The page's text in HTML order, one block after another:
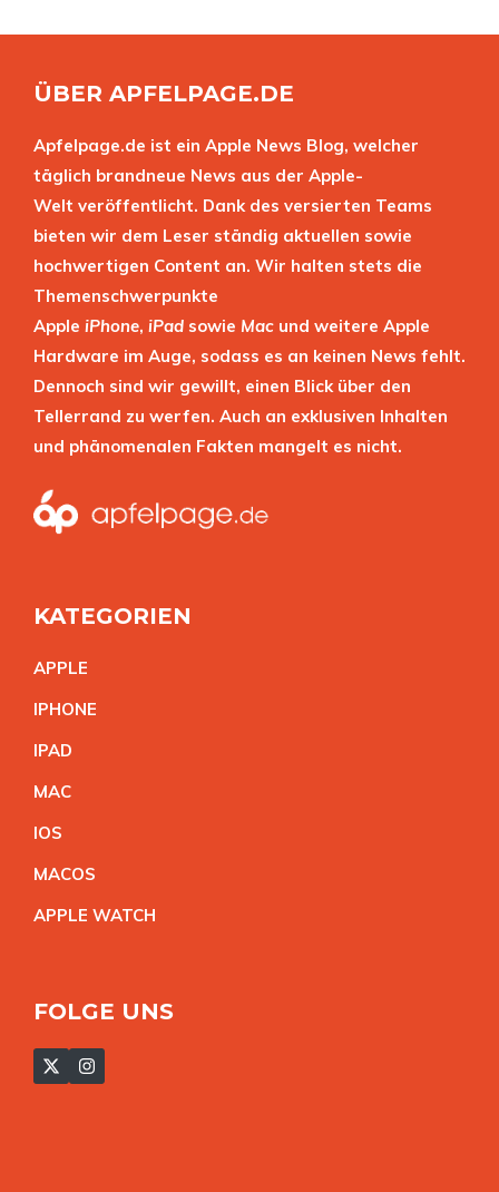
ÜBER APFELPAGE.DE
Apfelpage.de ist ein Apple News Blog, welcher
täglich brandneue News aus der Apple-
Welt veröffentlicht. Dank des versierten Teams
bieten wir dem Leser ständig aktuellen sowie
hochwertigen Content an. Wir halten stets die
Themenschwerpunkte
Apple iPhone, iPad sowie Mac und weitere Apple
Hardware im Auge, sodass es an keinen News fehlt.
Dennoch sind wir gewillt, einen Blick über den
Tellerrand zu werfen. Auch an exklusiven Inhalten
und phänomenalen Fakten mangelt es nicht.
KATEGORIEN
APPLE
IPHONE
IPAD
MAC
IOS
MACOS
APPLE WATCH
FOLGE UNS